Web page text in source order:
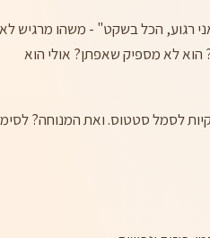
רגוע, הכל בשקט" - משהו מרגיש
הוא לא מספיק שאפתן? אולי הוא
לסמל סטטוס. ואת המנוחה?